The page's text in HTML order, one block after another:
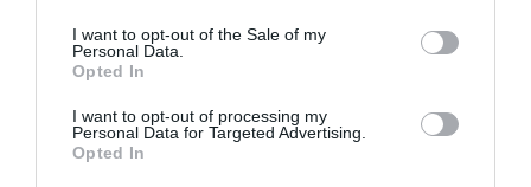
I want to opt-out of the Sale of my
Personal Data.
Opted In
I want to opt-out of processing my
Personal Data for Targeted Advertising.
Opted In
Concursul Miss Badante 2026: informații
despre înscrieri și participare